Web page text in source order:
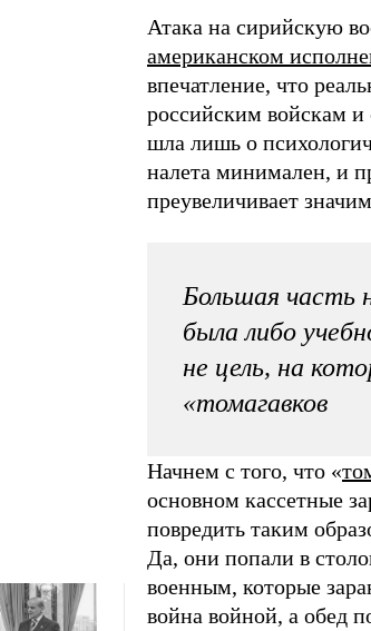
Атака на сирийскую
американском
впечатление, что
российским войскам и
шла лишь о
налета минимален, и
преувеличивает
Большая часть
была либо
не цель, на
«томагавков
Начнем с того, что «
основном кассетные
повредить таким
Да, они попали в
военным, которые
война войной, а обед